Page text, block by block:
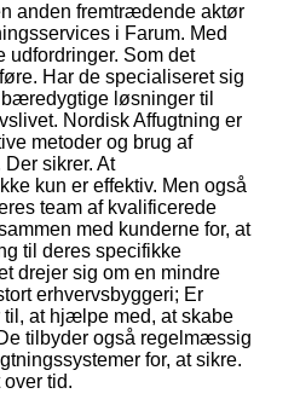
anden fremtrædende aktør
i Farum. Med
udfordringer. Som det
Har de specialiseret sig
løsninger til
Nordisk Affugtning er
metoder og brug af
sikrer. At
kun er effektiv. Men også
team af kvalificerede
med kunderne for, at
til deres specifikke
drejer sig om en mindre
erhvervsbyggeri; Er
til, at hjælpe med, at skabe
tilbyder også regelmæssig
for, at sikre.
tid.